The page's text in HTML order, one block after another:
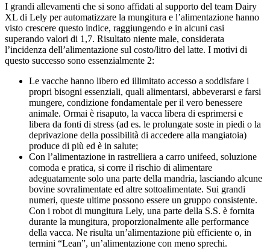
I grandi allevamenti che si sono affidati al supporto del team Dairy
XL di Lely per automatizzare la mungitura e l’alimentazione hanno
visto crescere questo indice, raggiungendo e in alcuni casi
superando valori di 1,7. Risultato niente male, considerata
l’incidenza dell’alimentazione sul costo/litro del latte. I motivi di
questo successo sono essenzialmente 2:
Le vacche hanno libero ed illimitato accesso a soddisfare i
propri bisogni essenziali, quali alimentarsi, abbeverarsi e farsi
mungere, condizione fondamentale per il vero benessere
animale. Ormai è risaputo, la vacca libera di esprimersi e
libera da fonti di stress (ad es. le prolungate soste in piedi o la
deprivazione della possibilità di accedere alla mangiatoia)
produce di più ed è in salute;
Con l’alimentazione in rastrelliera a carro unifeed, soluzione
comoda e pratica, si corre il rischio di alimentare
adeguatamente solo una parte della mandria, lasciando alcune
bovine sovralimentate ed altre sottoalimentate. Sui grandi
numeri, queste ultime possono essere un gruppo consistente.
Con i robot di mungitura Lely, una parte della S.S. è fornita
durante la mungitura, proporzionalmente alle performance
della vacca. Ne risulta un’alimentazione più efficiente o, in
termini “Lean”, un’alimentazione con meno sprechi.